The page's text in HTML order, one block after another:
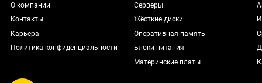
О компании
Контакты
Карьера
Политика конфиденциальности
Серверы
Жёсткие диски
Оперативная память
Блоки питания
Материнские платы